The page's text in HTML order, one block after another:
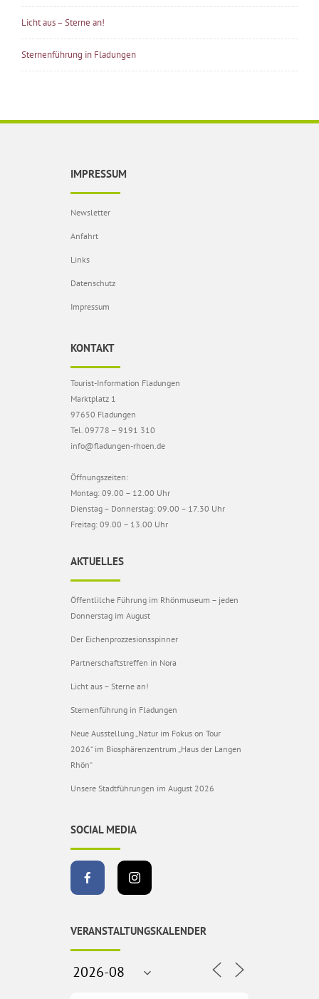
Licht aus – Sterne an!
Sternenführung in Fladungen
IMPRESSUM
Newsletter
Anfahrt
Links
Datenschutz
Impressum
KONTAKT
Tourist-Information Fladungen
Marktplatz 1
97650 Fladungen
Tel. 09778 – 9191 310
info@fladungen-rhoen.de
Öffnungszeiten:
Montag: 09.00 – 12.00 Uhr
Dienstag – Donnerstag: 09.00 – 17.30 Uhr
Freitag: 09.00 – 13.00 Uhr
AKTUELLES
Öffentlilche Führung im Rhönmuseum – jeden
Donnerstag im August
Der Eichenprozzesionsspinner
Partnerschaftstreffen in Nora
Licht aus – Sterne an!
Sternenführung in Fladungen
Neue Ausstellung „Natur im Fokus on Tour
2026“ im Biosphärenzentrum „Haus der Langen
Rhön“
Unsere Stadtführungen im August 2026
SOCIAL MEDIA
VERANSTALTUNGSKALENDER